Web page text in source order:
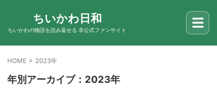
ちいかわ日和
ちいかわの物語を読み返せる 非公式ファンサイト ☰
HOME > 2023年
年別アーカイブ：2023年